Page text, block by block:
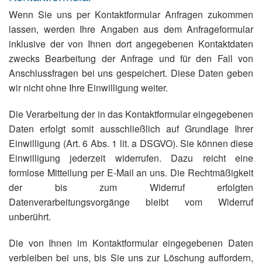
Wenn Sie uns per Kontaktformular Anfragen zukommen
lassen, werden Ihre Angaben aus dem Anfrageformular
inklusive der von Ihnen dort angegebenen Kontaktdaten
zwecks Bearbeitung der Anfrage und für den Fall von
Anschlussfragen bei uns gespeichert. Diese Daten geben
wir nicht ohne Ihre Einwilligung weiter.
Die Verarbeitung der in das Kontaktformular eingegebenen
Daten erfolgt somit ausschließlich auf Grundlage Ihrer
Einwilligung (Art. 6 Abs. 1 lit. a DSGVO). Sie können diese
Einwilligung jederzeit widerrufen. Dazu reicht eine
formlose Mitteilung per E-Mail an uns. Die Rechtmäßigkeit
der bis zum Widerruf erfolgten
Datenverarbeitungsvorgänge bleibt vom Widerruf
unberührt.
Die von Ihnen im Kontaktformular eingegebenen Daten
verbleiben bei uns, bis Sie uns zur Löschung auffordern,